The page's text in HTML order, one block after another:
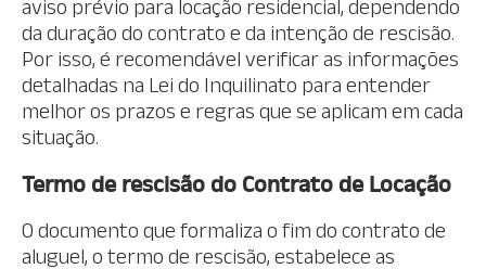
aviso prévio para locação residencial, dependendo
da duração do contrato e da intenção de rescisão.
Por isso, é recomendável verificar as informações
detalhadas na Lei do Inquilinato para entender
melhor os prazos e regras que se aplicam em cada
situação.
Termo de rescisão do Contrato de Locação
O documento que formaliza o fim do contrato de
aluguel, o termo de rescisão, estabelece as